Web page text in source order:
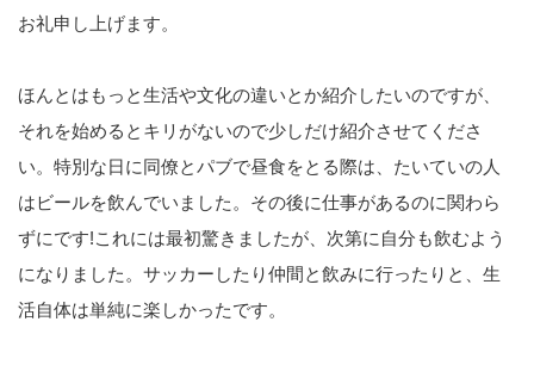
お礼申し上げます。
ほんとはもっと生活や文化の違いとか紹介したいのですが、
それを始めるとキリがないので少しだけ紹介させてくださ
い。特別な日に同僚とパブで昼食をとる際は、たいていの人
はビールを飲んでいました。その後に仕事があるのに関わら
ずにです!これには最初驚きましたが、次第に自分も飲むよう
になりました。サッカーしたり仲間と飲みに行ったりと、生
活自体は単純に楽しかったです。